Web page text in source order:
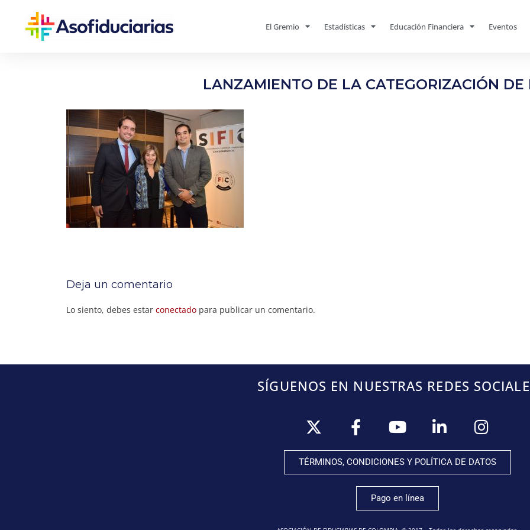
El Gremio Estadísticas Educación Financiera Eventos
LANZAMIENTO DE LA CATEGORIZACIÓN DE
Deja un comentario
Lo siento, debes estar conectado para publicar un comentario.
SÍGUENOS EN NUESTRAS REDES
TÉRMINOS, CONDICIONES Y POLÍTICA DE DATOS
Pago en línea